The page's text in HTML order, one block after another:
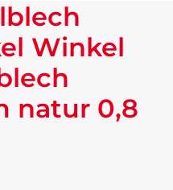
Winkel
natur 0,8